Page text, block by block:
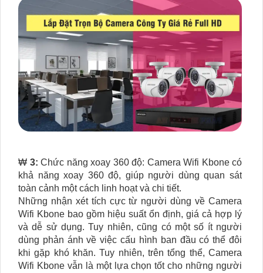
₩ 3: Chức năng xoay 360 độ: Camera Wifi Kbone có
khả năng xoay 360 độ, giúp người dùng quan sát
toàn cảnh một cách linh hoạt và chi tiết.
Những nhận xét tích cực từ người dùng về Camera
Wifi Kbone bao gồm hiệu suất ổn định, giá cả hợp lý
và dễ sử dụng. Tuy nhiên, cũng có một số ít người
dùng phản ánh về việc cấu hình ban đầu có thể đôi
khi gặp khó khăn. Tuy nhiên, trên tổng thể, Camera
Wifi Kbone vẫn là một lựa chọn tốt cho những người